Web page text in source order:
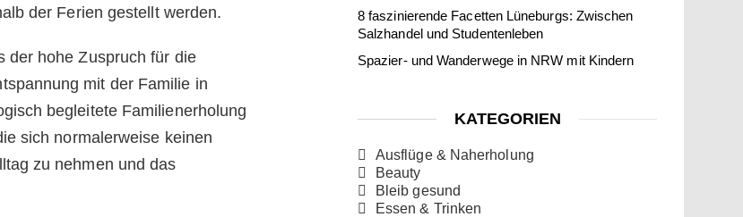
der Ferien gestellt werden.
der hohe Zuspruch für die
mit der Familie in
begleitete Familienerholung
sich normalerweise keinen
zu nehmen und das
8 faszinierende Facetten Lüneburgs: Zwischen
Salzhandel und Studentenleben
Spazier- und Wanderwege in NRW mit Kindern
KATEGORIEN
Ausflüge & Naherholung
Beauty
Bleib gesund
Essen & Trinken